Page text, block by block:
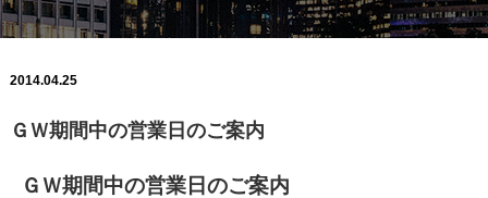
2014.04.25
ＧＷ期間中の営業日のご案内
ＧＷ期間中の営業日のご案内